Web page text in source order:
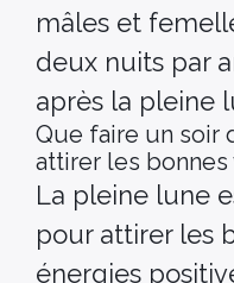
mâles et
deux nuits par
après la pleine
Que faire un soir
attirer les bonnes
La pleine lune
pour attirer les
énergies